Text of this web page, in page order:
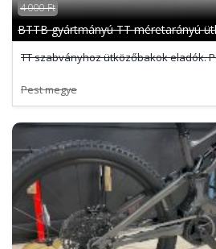
4 000 Ft
BTTB gyártmányú TT méretarányú
TT szabványhoz ütközőbakok eladók.
Pest megye